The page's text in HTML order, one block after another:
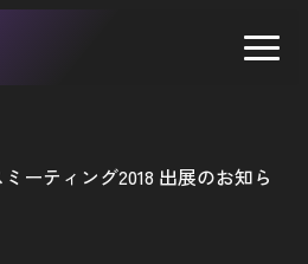
ーティング2018 出展のお知ら